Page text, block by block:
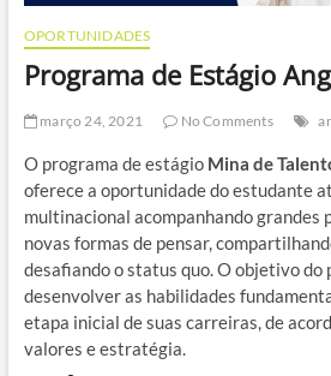
OPORTUNIDADES
Programa de Estágio
março 24, 2021 No Comments
O programa de estágio Mina de
oferece a oportunidade do estudante
multinacional acompanhando grandes
novas formas de pensar,
desafiando o status quo. O objetivo do
desenvolver as habilidades
etapa inicial de suas carreiras, de
valores e estratégia.